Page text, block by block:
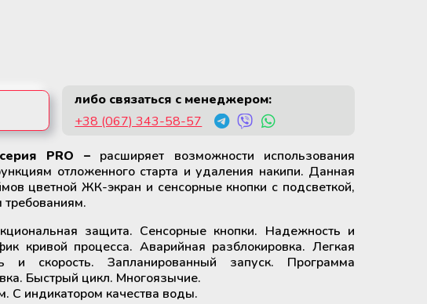
либо связаться с менеджером:
+38 (067) 343-58-57
PRO – расширяет возможности использования
отложенного старта и удаления накипи. Данная
цветной ЖК-экран и сенсорные кнопки с подсветкой,
требованиям.
защита. Сенсорные кнопки. Надежность и
кривой процесса. Аварийная разблокировка. Легкая
и скорость. Запланированный запуск. Программа
Быстрый цикл. Многоязычие.
С индикатором качества воды.